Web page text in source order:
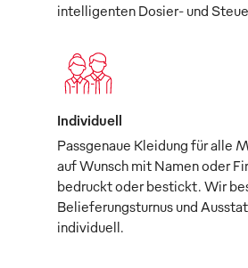
intelligenten Dosier- und
Individuell
Passgenaue Kleidung für alle
auf Wunsch mit Namen oder
bedruckt oder bestickt. Wir
Belieferungsturnus und
individuell.